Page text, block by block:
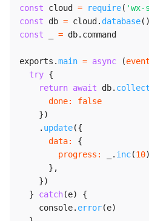
const cloud = require( 'wx-
const db = cloud . database( )
const
= db. command
exports .main = async (event
try {
return await db.
done:
false
})
. update({
data:
{
progress : . inc(10)
} ,
})
}
catch(e)
{
    console
. error(e)